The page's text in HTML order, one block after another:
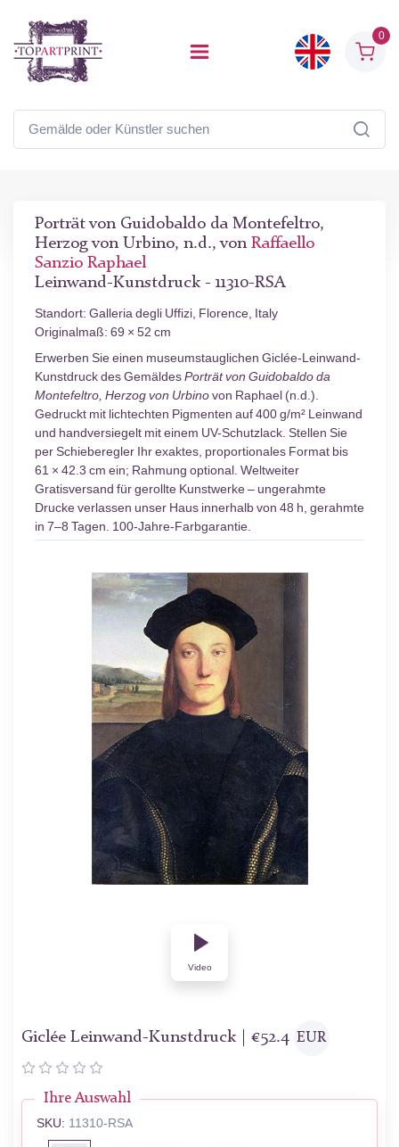
0
Porträt von Guidobaldo da Montefeltro,
Herzog von Urbino, n.d., von Raffaello
Sanzio Raphael
Leinwand-Kunstdruck - 11310-RSA
Standort: Galleria degli Uffizi, Florence, Italy
Originalmaß: 69 × 52 cm
Erwerben Sie einen museumstauglichen Giclée-Leinwand-
Kunstdruck des GemäldesPorträt von Guidobaldo da
Montefeltro, Herzog von Urbinovon Raphael (n.d.).
Gedruckt mit lichtechten Pigmenten auf 400 g/m² Leinwand
und handversiegelt mit einem UV-Schutzlack. Stellen Sie
per Schieberegler Ihr exaktes, proportionales Format bis
61 × 42.3 cm ein; Rahmung optional. Weltweiter
Gratisversand für gerollte Kunstwerke – ungerahmte
Drucke verlassen unser Haus innerhalb von 48 h, gerahmte
in 7–8 Tagen. 100-Jahre-Farbgarantie.
Video
Giclée Leinwand-Kunstdruck | €52.4 EUR
Ihre Auswahl
SKU: 11310-RSA